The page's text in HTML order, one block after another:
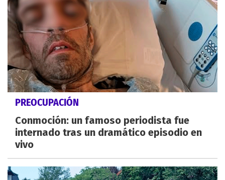
PREOCUPACIÓN
Conmoción: un famoso periodista fue
internado tras un dramático episodio en
vivo